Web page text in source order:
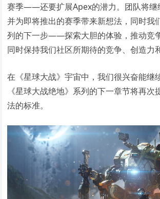
赛季——还要扩展Apex的潜力。团队将继
并为即将推出的赛季带来新想法，同时我
列的下一步——探索大胆的体验，推动竞
同时保持我们社区所期待的竞争、创造力
在《星球大战》宇宙中，我们很兴奋能
《星球大战绝地》系列的下一章节将再次
法的标准。